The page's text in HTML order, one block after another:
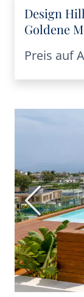
Design
Goldene
Preis auf
Vorherige